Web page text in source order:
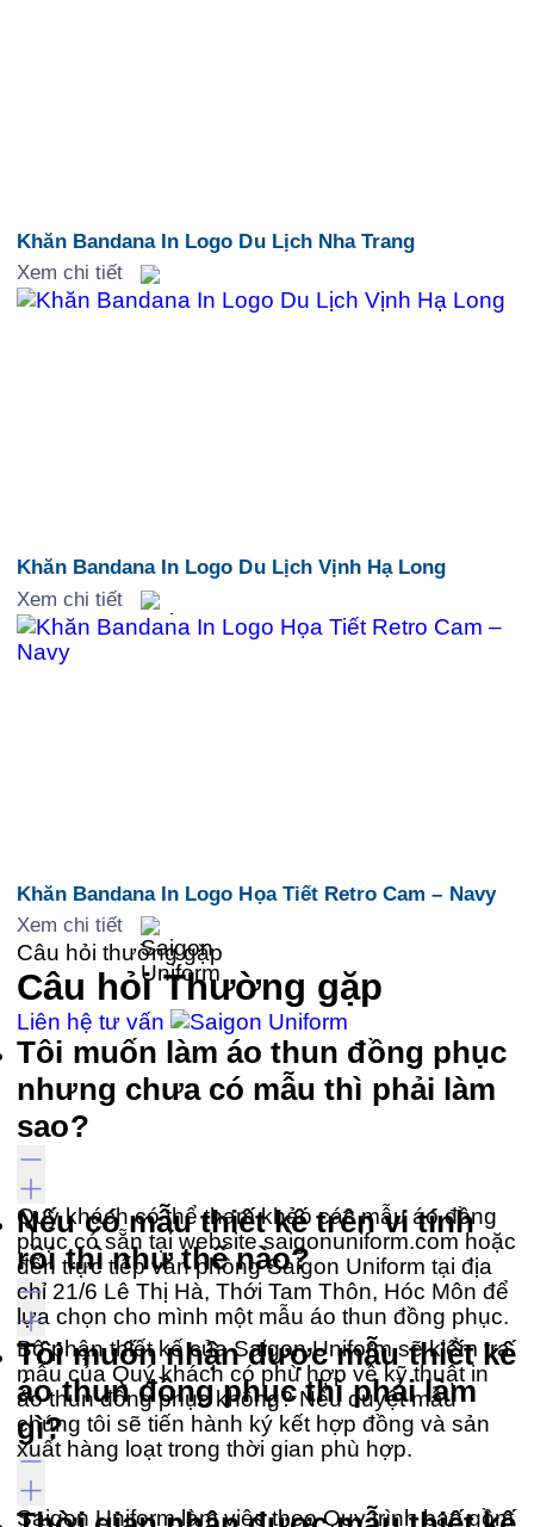
Khăn Bandana In Logo Du Lịch Nha Trang
Xem chi tiết
Khăn Bandana In Logo Du Lịch Vịnh Hạ Long
Xem chi tiết
Khăn Bandana In Logo Họa Tiết Retro Cam – Navy
Xem chi tiết
Câu hỏi thường gặp
Câu hỏiThường gặp
Liên hệ tư vấn
Tôi muốn làm áo thun đồng phục
nhưng chưa có mẫu thì phải làm
sao?
Quý khách có thể tham khảo các mẫu áo đồng
phục có sẵn tại website saigonuniform.com hoặc
đến trực tiếp văn phòng Saigon Uniform tại địa
chỉ 21/6 Lê Thị Hà, Thới Tam Thôn, Hóc Môn để
lựa chọn cho mình một mẫu áo thun đồng phục.
Nếu có mẫu thiết kế trên vi tính
rồi thì như thế nào?
Bộ phận thiết kế của Saigon Uniform sẽ kiểm tra
mẫu của Quý khách có phù hợp về kỹ thuật in
áo thun đồng phục không? Nếu duyệt mẫu
chúng tôi sẽ tiến hành ký kết hợp đồng và sản
xuất hàng loạt trong thời gian phù hợp.
Tôi muốn nhận được mẫu thiết kế
áo thun đồng phục thì phải làm
gì?
Saigon Uniform làm việc theo Quy trình bao gồm